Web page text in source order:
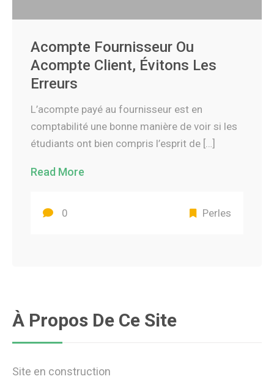
Acompte Fournisseur Ou
Acompte Client, Évitons Les
Erreurs
L’acompte payé au fournisseur est en
comptabilité une bonne manière de voir si les
étudiants ont bien compris l’esprit de […]
Read More
0 Perles
À Propos De Ce Site
Site en construction